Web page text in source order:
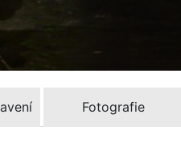
Fotografie